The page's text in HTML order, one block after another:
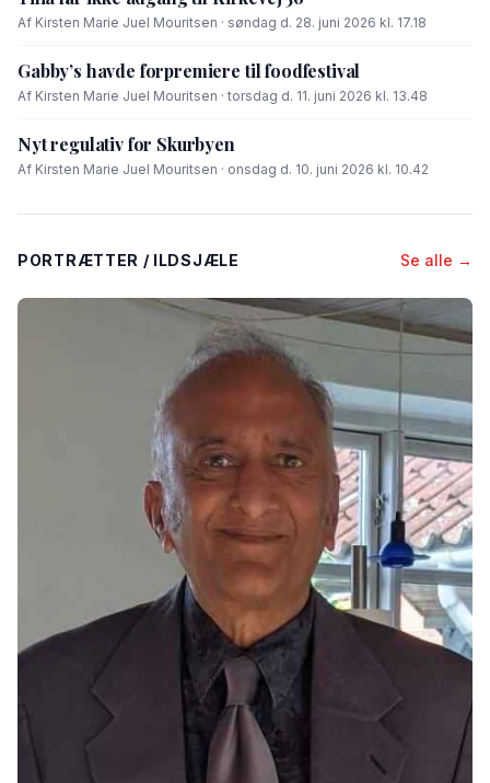
Af Kirsten Marie Juel Mouritsen · søndag d. 28. juni 2026 kl. 17.18
Gabby’s havde forpremiere til foodfestival
Af Kirsten Marie Juel Mouritsen · torsdag d. 11. juni 2026 kl. 13.48
Nyt regulativ for Skurbyen
Af Kirsten Marie Juel Mouritsen · onsdag d. 10. juni 2026 kl. 10.42
PORTRÆTTER / ILDSJÆLE Se alle →